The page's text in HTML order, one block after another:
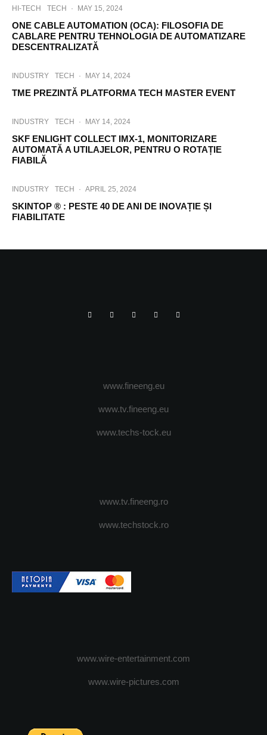
HI-TECH TECH · MAY 15, 2024
ONE CABLE AUTOMATION (OCA): FILOSOFIA DE
CABLARE PENTRU TEHNOLOGIA DE AUTOMATIZARE
DESCENTRALIZATĂ
INDUSTRY TECH · MAY 14, 2024
TME PREZINTĂ PLATFORMA TECH MASTER EVENT
INDUSTRY TECH · MAY 14, 2024
SKF ENLIGHT COLLECT IMX-1, MONITORIZARE
AUTOMATĂ A UTILAJELOR, PENTRU O ROTAȚIE
FIABILĂ
INDUSTRY TECH · APRIL 25, 2024
SKINTOP ® : PESTE 40 DE ANI DE INOVAȚIE ȘI
FIABILITATE
www.fineeng.eu
www.tv.fineeng.eu
www.techs-tock.eu
www.tv.fineeng.ro
www.techstock.ro
www.wire-entertainment.com
www.wire-pictures.com